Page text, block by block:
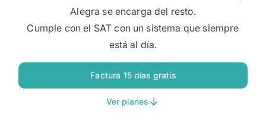
Alegra se encarga del resto.
Cumple con el SAT con un sistema que siempre
está al día.
Factura 15 días gratis
Ver planes